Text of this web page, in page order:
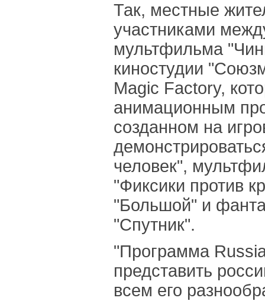
Так, местные
участниками
мультфильма
киностудии
Magic Factory,
анимационным
созданном на
человек",
"Фиксики против
"Большой" и
"Спутник".
"Программа
представить
всем его